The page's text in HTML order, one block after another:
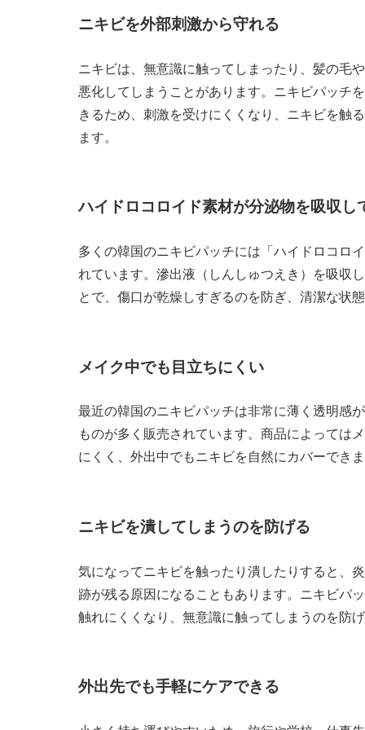
ニキビを外部刺激から守れる
ニキビは、無意識に触ってしまったり、髪の毛
悪化してしまうことがあります。ニキビパッチ
きるため、刺激を受けにくくなり、ニキビを触
ます。
ハイドロコロイド素材が分泌物を吸収し
多くの韓国のニキビパッチには「ハイドロコロ
れています。滲出液（しんしゅつえき）を吸収
とで、傷口が乾燥しすぎるのを防ぎ、清潔な状
メイク中でも目立ちにくい
最近の韓国のニキビパッチは非常に薄く透明感
ものが多く販売されています。商品によっては
にくく、外出中でもニキビを自然にカバーでき
ニキビを潰してしまうのを防げる
気になってニキビを触ったり潰したりすると、
跡が残る原因になることもあります。ニキビパ
触れにくくなり、無意識に触ってしまうのを防
外出先でも手軽にケアできる